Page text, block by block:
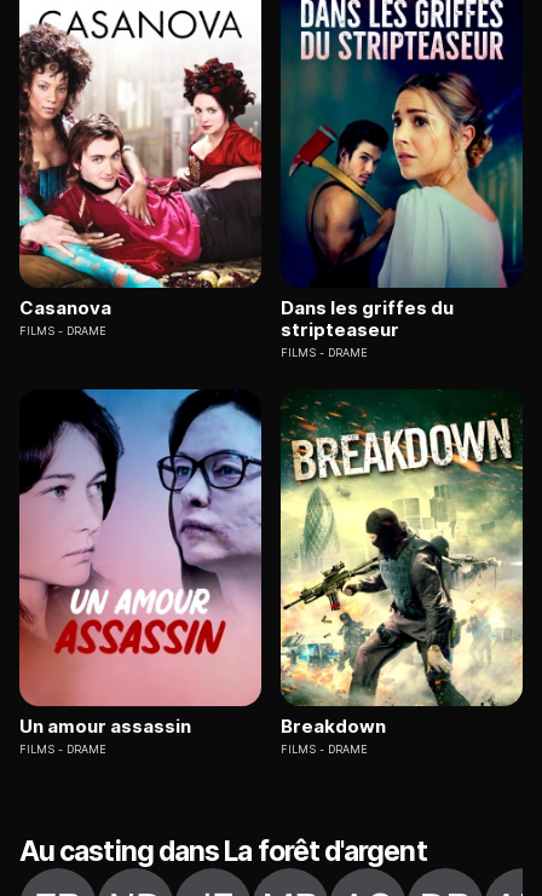
Casanova
FILMS DRAME
Dans les griffes du
stripteaseur
FILMS DRAME
Un amour assassin
FILMS DRAME
Breakdown
FILMS DRAME
Au casting dans La forêt d'argent